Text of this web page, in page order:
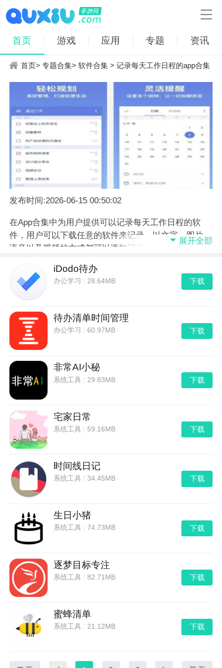

首页 游戏 应用 专题 资讯
首页>专题合集>软件合集 > 记录每天工作日程的app合集
发布时间:2026-06-15 00:50:02
在App合集中为用户提供可以记录每天工作日程的软
件，用户可以下载任意的软件来记录，以文字、图片、
语音以及视频的方式都可以添加记录，具有详细的日期
展开全部
iDodo待办
办公学习 |28.64MB 下载
待办清单时间管理
办公学习 |60.97MB 下载
非常AI小秘
系统工具 29.83MB 下载
宅家日常
系统工具 59.16MB 下载
时间线日记
系统工具 |34.45MB 下载
生日小猪
系统工具 |74.73MB 下载
逐梦目标专注
系统工具 |82.71MB 下载
蜜蜂清单
系统工具 21.12MB 下载